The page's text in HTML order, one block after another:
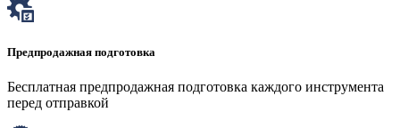
Предпродажная подготовка
Бесплатная предпродажная подготовка каждого инструмента
перед отправкой